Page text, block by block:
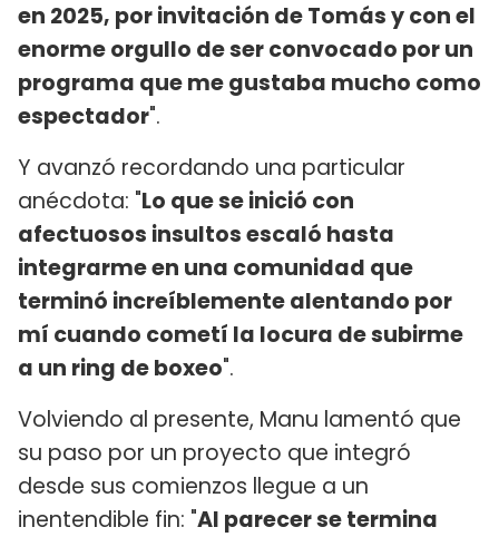
en 2025, por invitación de Tomás y con el
enorme orgullo de ser convocado por un
programa que me gustaba mucho como
espectador".
Y avanzó recordando una particular
anécdota: "Lo que se inició con
afectuosos insultos escaló hasta
integrarme en una comunidad que
terminó increíblemente alentando por
mí cuando cometí la locura de subirme
a un ring de boxeo".
Volviendo al presente, Manu lamentó que
su paso por un proyecto que integró
desde sus comienzos llegue a un
inentendible fin: "Al parecer se termina